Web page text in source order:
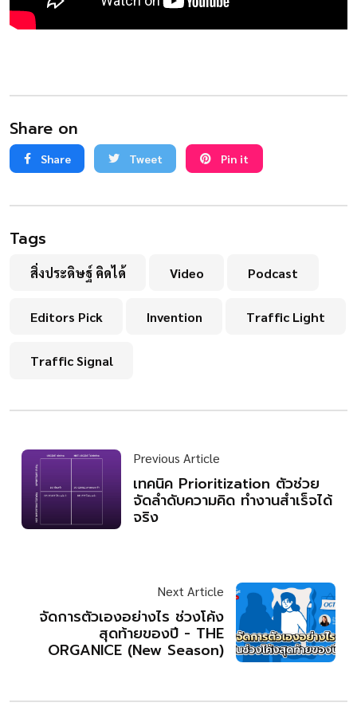
Share on
Share Tweet Pin it
Tags
สิ่งประดิษฐ์ คิดได้ Video Podcast
Editors Pick Invention Traffic Light
Traffic Signal
Previous Article
เทคนิค Prioritization ตัวช่วย
จัดลำดับความคิด ทำงานสำเร็จได้
จริง
Next Article
จัดการตัวเองอย่างไร ช่วงโค้ง
สุดท้ายของปี - THE
ORGANICE (New Season)